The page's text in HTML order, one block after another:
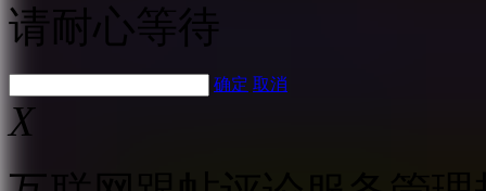
请耐心等待
确定 取消
X